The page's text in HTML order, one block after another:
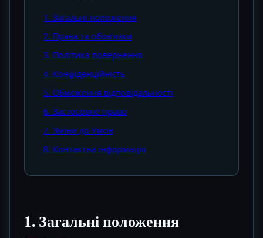
1. Загальні положення
2. Права та обов'язки
3. Політика повернення
4. Конфіденційність
5. Обмеження відповідальності
6. Застосовне право
7. Зміни до Умов
8. Контактна інформація
1. Загальні положення